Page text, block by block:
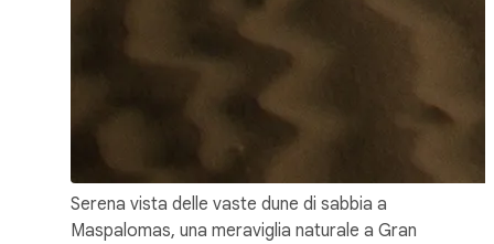
Serena vista delle vaste dune di sabbia a
Maspalomas, una meraviglia naturale a Gran